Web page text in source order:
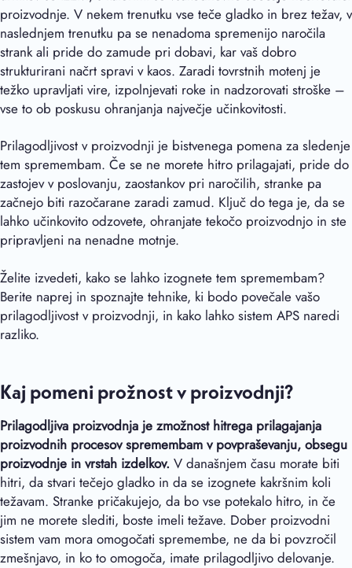
proizvodnje. V nekem trenutku vse teče gladko in brez težav, v
naslednjem trenutku pa se nenadoma spremenijo naročila
strank ali pride do zamude pri dobavi, kar vaš dobro
strukturirani načrt spravi v kaos. Zaradi tovrstnih motenj je
težko upravljati vire, izpolnjevati roke in nadzorovati stroške –
vse to ob poskusu ohranjanja največje učinkovitosti.
Prilagodljivost v proizvodnji je bistvenega pomena za sledenje
tem spremembam. Če se ne morete hitro prilagajati, pride do
zastojev v poslovanju, zaostankov pri naročilih, stranke pa
začnejo biti razočarane zaradi zamud. Ključ do tega je, da se
lahko učinkovito odzovete, ohranjate tekočo proizvodnjo in ste
pripravljeni na nenadne motnje.
Želite izvedeti, kako se lahko izognete tem spremembam?
Berite naprej in spoznajte tehnike, ki bodo povečale vašo
prilagodljivost v proizvodnji, in kako lahko sistem APS naredi
razliko.
Kaj pomeni prožnost v proizvodnji?
Prilagodljiva proizvodnja je zmožnost hitrega prilagajanja
proizvodnih procesov spremembam v povpraševanju, obsegu
proizvodnje in vrstah izdelkov. V današnjem času morate biti
hitri, da stvari tečejo gladko in da se izognete kakršnim koli
težavam. Stranke pričakujejo, da bo vse potekalo hitro, in če
jim ne morete slediti, boste imeli težave. Dober proizvodni
sistem vam mora omogočati spremembe, ne da bi povzročil
zmešnjavo, in ko to omogoča, imate prilagodljivo delovanje.